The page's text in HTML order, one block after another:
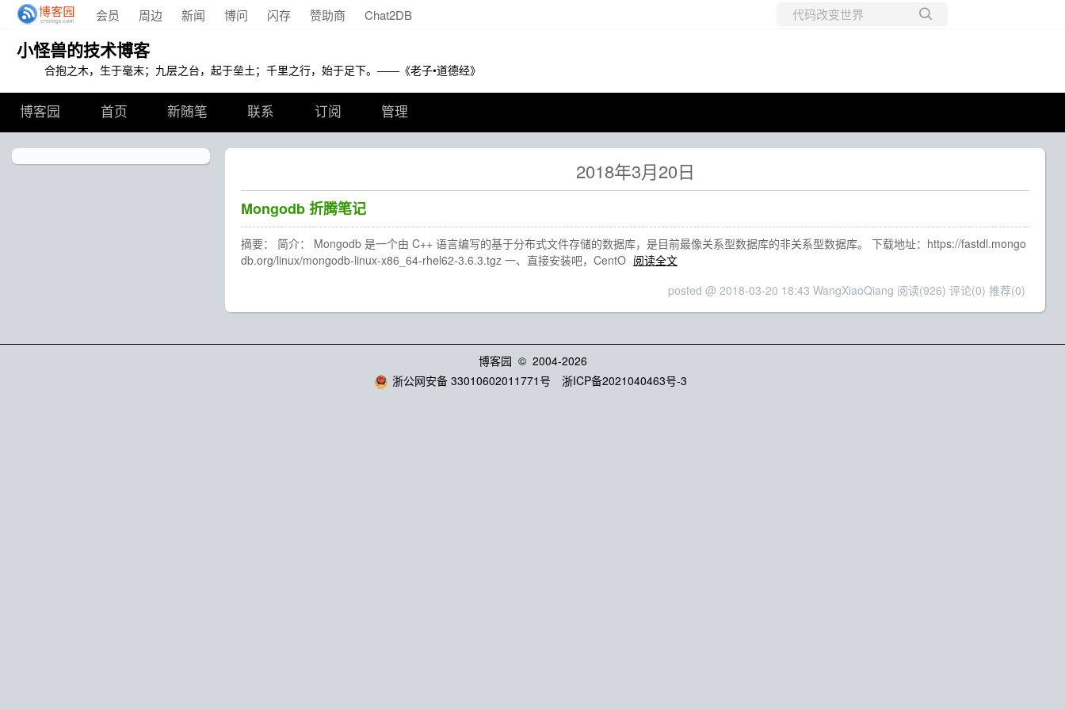
会员 周边 新闻 博问 闪存 赞助商 Chat2DB
小怪兽的技术博客
合抱之木，生于毫末；九层之台，起于垒土；千里之行，始于足下。——《老子•道德经》
博客园 首页 新随笔 联系 订阅 管理
2018年3月20日
Mongodb 折腾笔记
摘要： 简介： Mongodb 是一个由 C++ 语言编写的基于分布式文件存储的数据库，是目前最像关系型数据库的非关系型数据库。 下载地址：https://fastdl.mongo
db.org/linux/mongodb-linux-x86_64-rhel62-3.6.3.tgz 一、直接安装吧，CentO 阅读全文
posted @ 2018-03-20 18:43 WangXiaoQiang 阅读(926) 评论(0) 推荐(0)
博客园 © 2004-2026
浙公网安备 33010602011771号
浙ICP备2021040463号-3